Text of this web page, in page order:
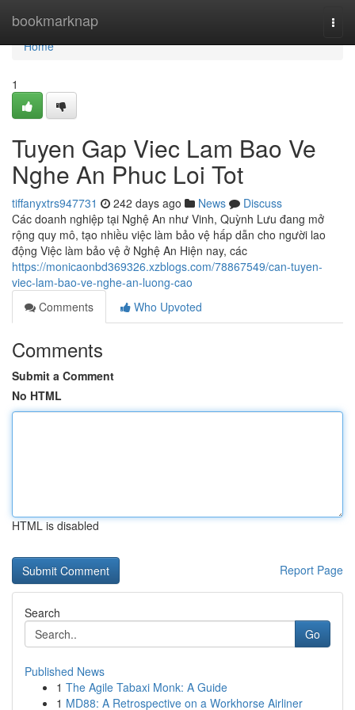
bookmarknap
Home
Home
1
Tuyen Gap Viec Lam Bao Ve
Nghe An Phuc Loi Tot
tiffanyxtrs947731 242 days ago News
Discuss
Các doanh nghiệp tại Nghệ An như Vinh, Quỳnh Lưu đang mở
rộng quy mô, tạo nhiều việc làm bảo vệ hấp dẫn cho người lao
động Việc làm bảo vệ ở Nghệ An Hiện nay, các
https://monicaonbd369326.xzblogs.com/78867549/can-tuyen-
viec-lam-bao-ve-nghe-an-luong-cao
Comments
Who Upvoted
Comments
Submit a Comment
No HTML
HTML is disabled
Report Page
Search
Go
Published News
1 The Agile Tabaxi Monk: A Guide
1 MD88: A Retrospective on a Workhorse Airliner